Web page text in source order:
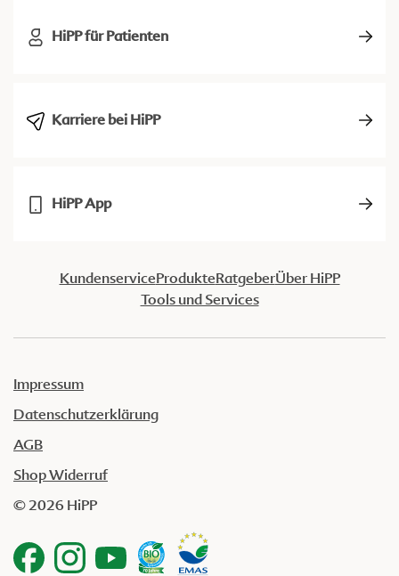
HiPP für Patienten
Karriere bei HiPP
HiPP App
KundenserviceProdukteRatgeberÜber HiPP
Tools und Services
Impressum
Datenschutzerklärung
AGB
Shop Widerruf
© 2026 HiPP